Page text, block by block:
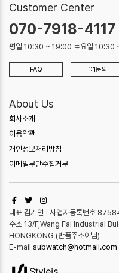
Customer Center
070-7918-4117
평일 10:30 ~ 19:00 토요일 10:30
FAQ 1:1문의
About Us
회사소개
이용약관
개인정보처리방침
이메일무단수집거부
대표 김기연
사업자등록번호
주소 13/F,Wang Fai Industrial
HONGKONG (반품주소아님)
E-mail subwatch@hotmail.com